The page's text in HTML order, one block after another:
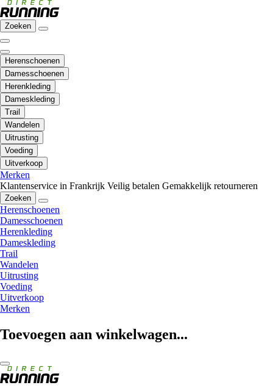
Zoeken
Herenschoenen
Damesschoenen
Herenkleding
Dameskleding
Trail
Wandelen
Uitrusting
Voeding
Uitverkoop
Merken
Klantenservice in Frankrijk Veilig betalen Gemakkelijk retourneren
Zoeken
Herenschoenen
Damesschoenen
Herenkleding
Dameskleding
Trail
Wandelen
Uitrusting
Voeding
Uitverkoop
Merken
Toevoegen aan winkelwagen...